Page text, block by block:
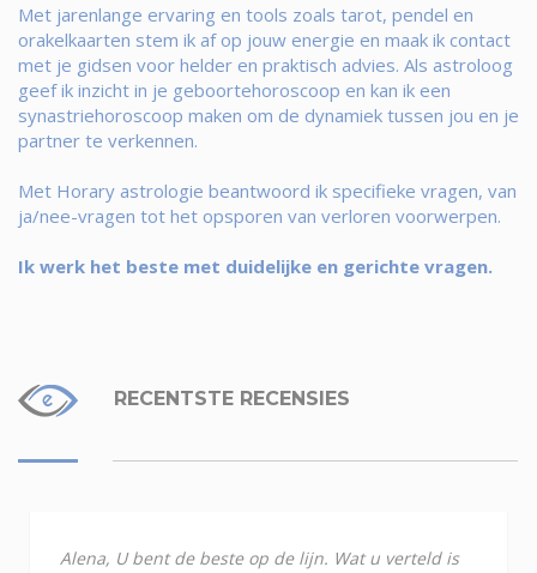
Met jarenlange ervaring en tools zoals tarot, pendel en
orakelkaarten stem ik af op jouw energie en maak ik contact
met je gidsen voor helder en praktisch advies. Als astroloog
geef ik inzicht in je geboortehoroscoop en kan ik een
synastriehoroscoop maken om de dynamiek tussen jou en je
partner te verkennen.
Met Horary astrologie beantwoord ik specifieke vragen, van
ja/nee-vragen tot het opsporen van verloren voorwerpen.
Ik werk het beste met duidelijke en gerichte vragen.
RECENTSTE RECENSIES
Alena, U bent de beste op de lijn. Wat u verteld is